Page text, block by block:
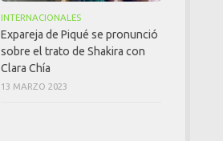
INTERNACIONALES
Expareja de Piqué se pronunció
sobre el trato de Shakira con
Clara Chía
13 MARZO 2023